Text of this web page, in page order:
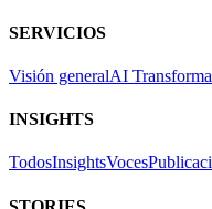
SERVICIOS
Visión generalAI
INSIGHTS
TodosInsightsVoces